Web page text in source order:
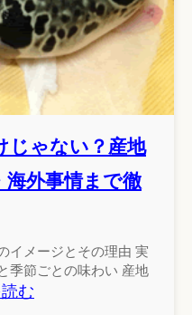
じゃない？産地
海外事情まで徹
イメージとその理由 実
季節ごとの味わい 産地
む